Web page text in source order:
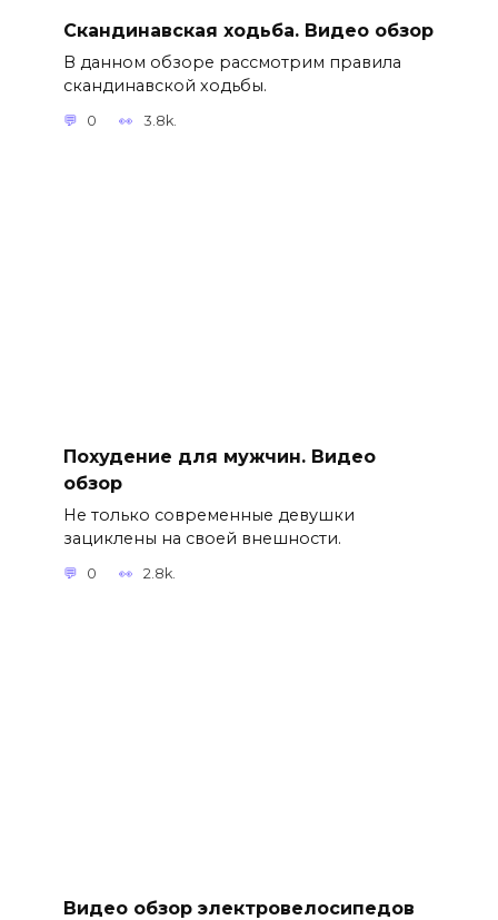
Скандинавская ходьба. Видео обзор
В данном обзоре рассмотрим правила
скандинавской ходьбы.
0 3.8k.
Похудение для мужчин. Видео
обзор
Не только современные девушки
зациклены на своей внешности.
0 2.8k.
Видео обзор электровелосипедов